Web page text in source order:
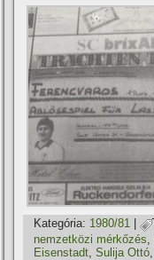
Kategória: 1980/81
nemzetközi mérkőzés
Eisenstadt ,Sulija Ottó